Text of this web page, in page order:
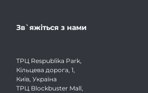
Зв`яжіться з нами
ТРЦ Respublika Park,
Кільцева дорога, 1,
Київ, Україна
ТРЦ Blockbuster Mall,